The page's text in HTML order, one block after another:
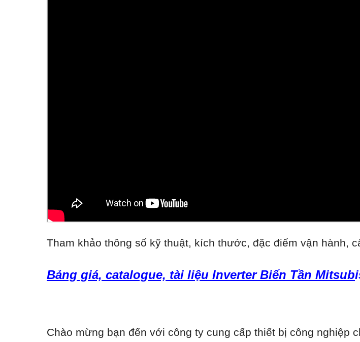
Tham khảo thông số kỹ thuật, kích thước, đặc điểm vận hành,
Bảng giá, catalogue, tài liệu Inverter Biến Tần Mitsub
Chào mừng bạn đến với công ty cung cấp thiết bị công nghiệp